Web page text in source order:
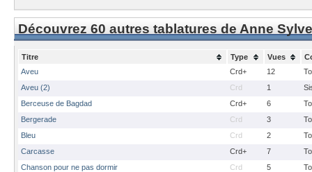
Découvrez 60 autres tablatures de Anne
Titre Type Vues
Aveu
Crd+ 12
Aveu (2)
Crd 1
Berceuse de Bagdad
Crd+ 6
Bergerade
Crd 3
Bleu
Crd 2
Carcasse
Crd+ 7
Chanson pour ne pas dormir
Crd 5